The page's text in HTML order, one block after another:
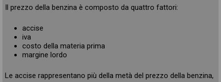
Il prezzo della benzina è composto da quattro fattori:
accise
iva
costo della materia prima
margine lordo
Le accise rappresentano più della metà del prezzo della benzina,